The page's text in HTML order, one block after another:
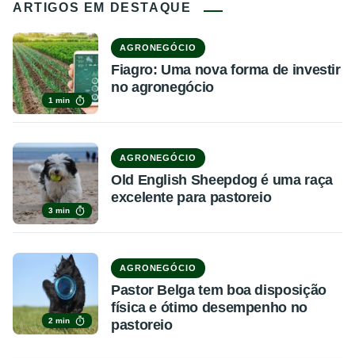
ARTIGOS EM DESTAQUE
1 min
AGRONEGÓCIO
Fiagro: Uma nova forma de investir
no agronegócio
3 min
AGRONEGÓCIO
Old English Sheepdog é uma raça
excelente para pastoreio
2 min
AGRONEGÓCIO
Pastor Belga tem boa disposição
física e ótimo desempenho no
pastoreio